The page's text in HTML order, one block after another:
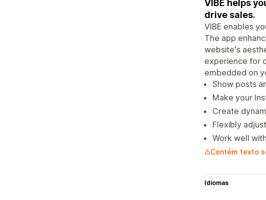
VIBE helps
drive sales.
VIBE enables
The app
website's
experience for
embedded on
Show posts
Make your
Create
Flexibly
Work well
Contém texto
Idiomas